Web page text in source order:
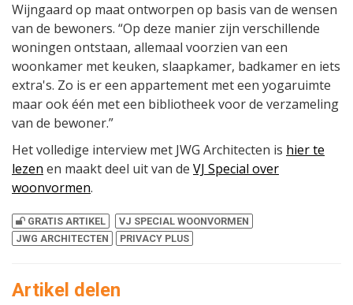
Wijngaard op maat ontworpen op basis van de wensen
van de bewoners. “Op deze manier zijn verschillende
woningen ontstaan, allemaal voorzien van een
woonkamer met keuken, slaapkamer, badkamer en iets
extra's. Zo is er een appartement met een yogaruimte
maar ook één met een bibliotheek voor de verzameling
van de bewoner.”
Het volledige interview met JWG Architecten is hier te
lezen en maakt deel uit van de VJ Special over
woonvormen.
GRATIS ARTIKEL
VJ SPECIAL WOONVORMEN
JWG ARCHITECTEN
PRIVACY PLUS
Artikel delen